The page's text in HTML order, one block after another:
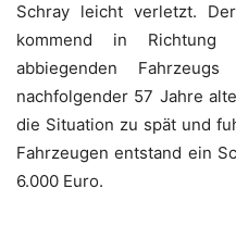
Schray leicht verletzt.
kommend in Richtung
abbiegenden
nachfolgender 57 Jahre
die Situation zu spät und
Fahrzeugen entstand ein
6.000 Euro.